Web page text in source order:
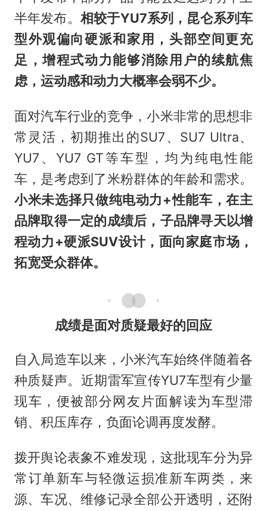
半年发布。 相较于YU7系列，昆仑系列车
型外观偏向硬派和家用，头部空间更充
足，增程式动力能够消除用户的续航焦
虑，运动感和动力大概率会弱不少。
面对汽车行业的竞争，小米非常的思想非
常灵活，初期推出的SU7、SU7 Ultra、
YU7、YU7 GT等车型，均为纯电性能
车，是考虑到了米粉群体的年龄和需求。
小米未选择只做纯电动力+性能车，在主
品牌取得一定的成绩后，子品牌寻天以增
程动力+硬派SUV设计，面向家庭市场，
拓宽受众群体。
成绩是面对质疑最好的回应
自入局造车以来，小米汽车始终伴随着各
种质疑声。近期雷军宣传YU7车型有少量
现车，便被部分网友片面解读为车型滞
销、积压库存，负面论调再度发酵。
拨开舆论表象不难发现，这批现车分为异
常订单新车与轻微运损准新车两类，来
源、车况、维修记录全部公开透明，还附